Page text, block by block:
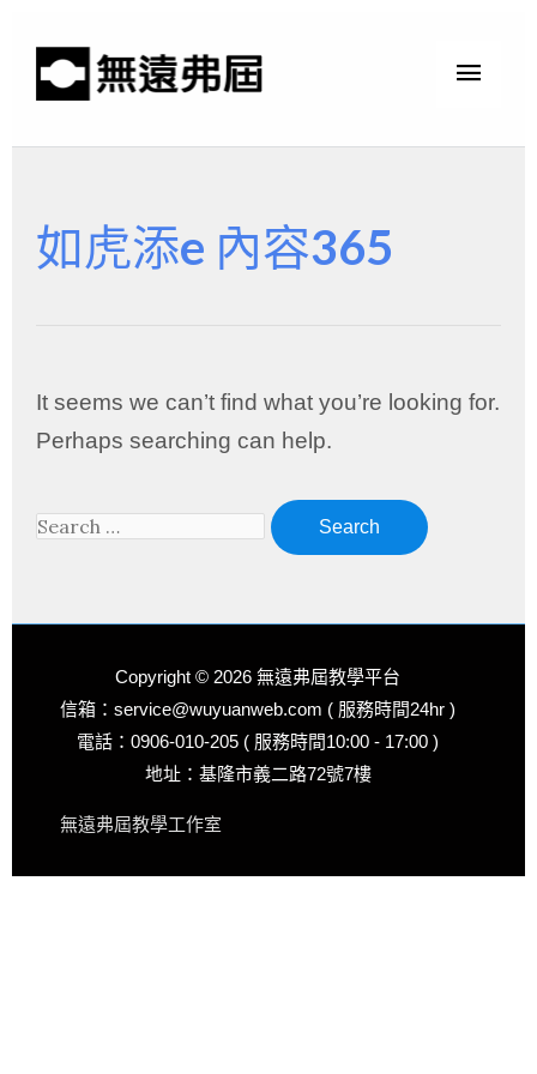
如虎添e 內容365
It seems we can’t find what you’re looking for.
Perhaps searching can help.
Copyright © 2026 無遠弗屆教學平台
信箱：service@wuyuanweb.com ( 服務時間24hr )
電話：0906-010-205 ( 服務時間10:00 - 17:00 )
地址：基隆市義二路72號7樓
無遠弗屆教學工作室